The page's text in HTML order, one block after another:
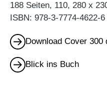
188 Seiten, 110, 280 x
ISBN: 978-3-7774-4622-6
Download Cover 300
Blick ins Buch